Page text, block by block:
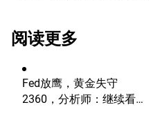
阅读更多
Fed放鹰，黄金失守
2360，分析师：继续看